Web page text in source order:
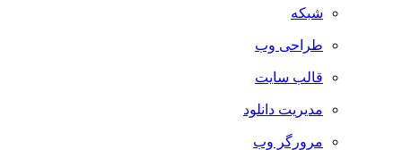
شبکه
طراحی وب
قالب سایت
مدیریت دانلود
مرورگر وب